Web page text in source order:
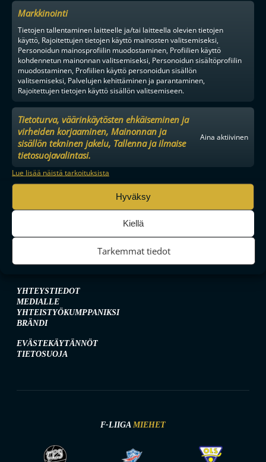
Markkinointi
Tietojen tallentaminen laitteelle ja/tai laitteella olevien tietojen
käyttö, Rajoitettujen tietojen käyttö mainosten valitsemiseksi,
Personoidun mainosprofiilin muodostaminen, Profiilien käyttö
kohdennetun mainonnan valitsemiseksi, Personoidun sisältöprofiilin
muodostaminen, Profiilien käyttö personoidun sisällön
valitsemiseksi, Palvelujen kehittäminen ja parantaminen,
Rajoitettujen tietojen käyttö sisällön valitsemiseen.
Tietoturva, väärinkäytösten ehkäiseminen ja
virheiden korjaaminen, Mainonnan ja
sisällön tekninen jakelu, Tallenna ja ilmaise
tietosuojavalintasi.
Aina aktiivinen
Lue lisää näistä tarkoituksista
Hyväksy
Kiellä
Tarkemmat tiedot
MAAILMAN VIIHDYTTÄVINTÄ SALIBANDYA
YHTEYSTIEDOT
MEDIALLE
YHTEISTYÖKUMPPANIKSI
BRÄNDI
EVÄSTEKÄYTÄNNÖT
TIETOSUOJA
F-LIIGA MIEHET